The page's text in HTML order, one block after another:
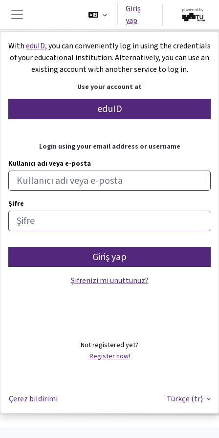
Yan panel
Giriş
yap
iMooX sayfasına giriş
WitheduID, you can conveniently log in using the credentials
of your educational institution. Alternatively, you can use an
existing account with another service to log in.
Use your account at
eduID
Login using your email address or username
Kullanıcı adı veya e-posta
Şifre
Giriş yap
Şifrenizi mi unuttunuz?
Not registered yet?
Register now!
Çerez bildirimi Türkçe ‎(tr)‎